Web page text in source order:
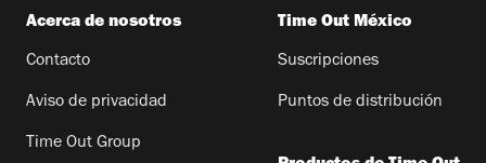
Acerca de nosotros
Contacto
Aviso de privacidad
Time Out Group
Time Out México
Suscripciones
Puntos de distribución